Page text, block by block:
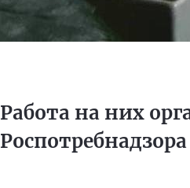
Работа на них
Роспотребнадзора